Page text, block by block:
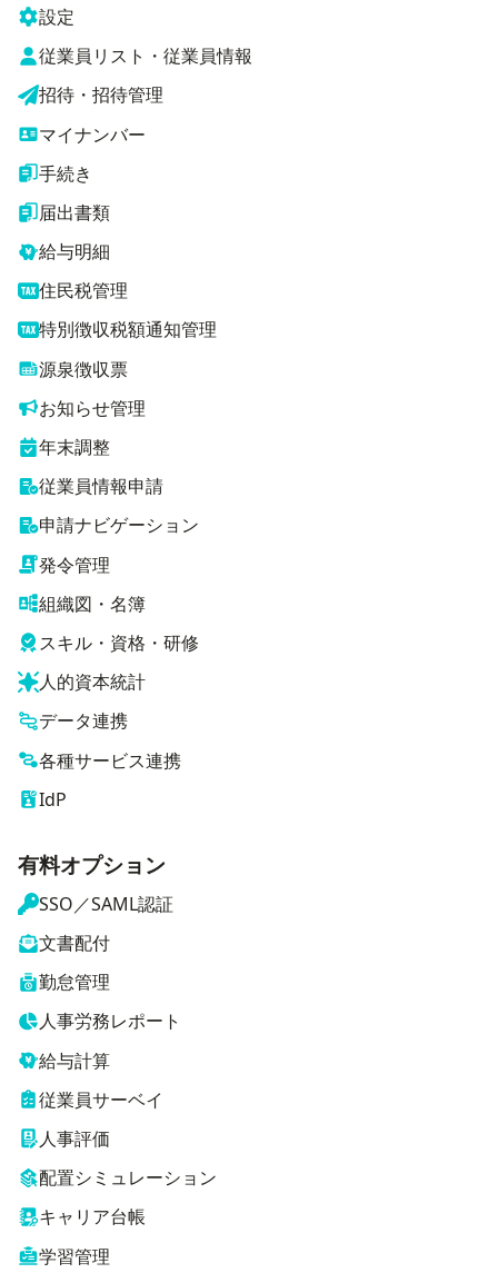
設定
従業員リスト・従業員情報
招待・招待管理
マイナンバー
手続き
届出書類
給与明細
住民税管理
特別徴収税額通知管理
源泉徴収票
お知らせ管理
年末調整
従業員情報申請
申請ナビゲーション
発令管理
組織図・名簿
スキル・資格・研修
人的資本統計
データ連携
各種サービス連携
IdP
有料オプション
SSO／SAML認証
文書配付
勤怠管理
人事労務レポート
給与計算
従業員サーベイ
人事評価
配置シミュレーション
キャリア台帳
学習管理